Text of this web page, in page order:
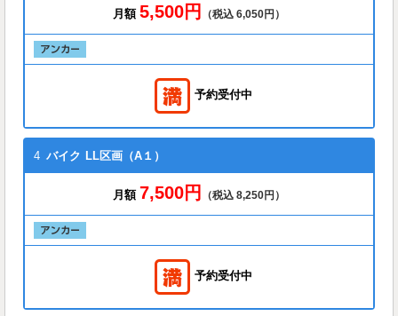
月額 5,500円 （税込 6,050円）
予約受付中
4 バイク LL区画（A１）
月額 7,500円 （税込 8,250円）
予約受付中